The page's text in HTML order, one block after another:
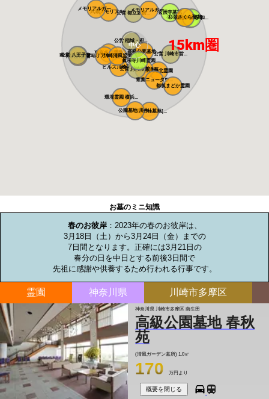
東京多摩霊園
メモリアルフォ...
南大沢バードヒ...
南大沢霊園
浄見寺
桜上水 みたま...
玄照寺墓苑
武蔵メモリアル...
築地本願寺 和...
公営 都立多磨...
公営 八王子市...
公営 稲城・府...
メモリアルガー...
杉並さくら聖苑
メモリアルガー...
環境霊園 横浜...
都筑港北霊園
朝陽の杜墓苑(...
あざみ野浄苑
ヒルズ川崎聖地
川崎清風霊園
高級公園墓地 ...
公園墓地 川井...
公営 川崎市営...
公営 川崎市営...
青葉ニュータウ...
都筑まどか霊園
眞宗寺川崎霊園
中心 15km圏
お墓のミニ知識
春のお彼岸：2023年の春のお彼岸は、
3月18日（土）から3月24日（金）までの
7日間となります。正確には3月21日の
春分の日を中日とする前後3日間で
先祖に感謝や供養するため行われる行事です。
霊園 神奈川県 川崎市多摩区
神奈川県 川崎市多摩区 南生田
高級公園墓地 春秋
苑
(清風ガーデン墓所) 1.0㎡
170 万円より
概要を閉じる